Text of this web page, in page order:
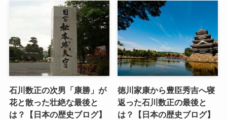
石川数正の次男「康勝」が
花と散った壮絶な最後と
は？【日本の歴史ブログ】
徳川家康から豊臣秀吉へ寝
返った石川数正の最後と
は？【日本の歴史ブログ】